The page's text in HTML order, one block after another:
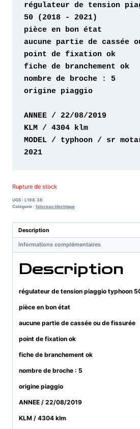
régulateur de tension
nombre de broche : 5
origine piaggio
MODEL / typhoon / sr
2021
Rupture de stock
UGS : L198.38
Catégorie : faisceau électrique
Description
Informations complémentaires
Description
régulateur de tension piaggio typhoon
pièce en bon état
aucune partie de cassée ou de fissurée
point de fixation ok
fiche de branchement ok
nombre de broche : 5
origine piaggio
ANNEE / 22/08/2019
KLM / 4304 klm